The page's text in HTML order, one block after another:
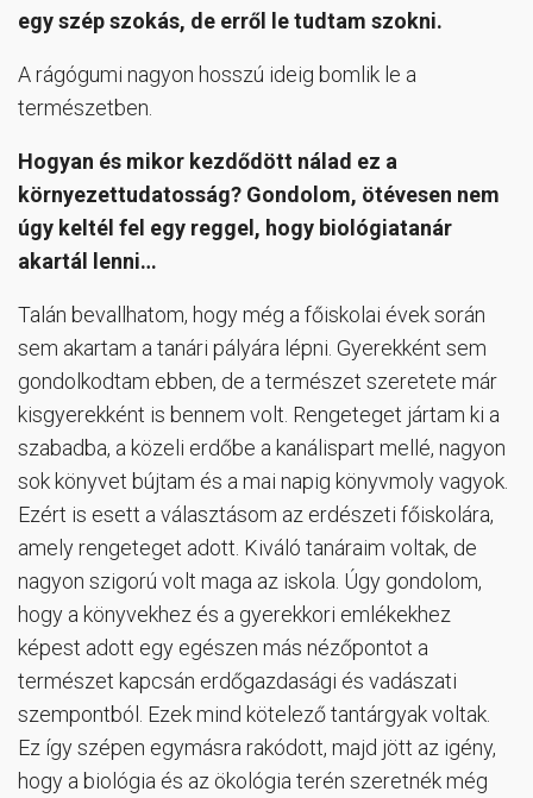
egy szép szokás, de erről le tudtam szokni.
A rágógumi nagyon hosszú ideig bomlik le a
természetben.
Hogyan és mikor kezdődött nálad ez a
környezettudatosság? Gondolom, ötévesen nem
úgy keltél fel egy reggel, hogy biológiatanár
akartál lenni…
Talán bevallhatom, hogy még a főiskolai évek során
sem akartam a tanári pályára lépni. Gyerekként sem
gondolkodtam ebben, de a természet szeretete már
kisgyerekként is bennem volt. Rengeteget jártam ki a
szabadba, a közeli erdőbe a kanálispart mellé, nagyon
sok könyvet bújtam és a mai napig könyvmoly vagyok.
Ezért is esett a választásom az erdészeti főiskolára,
amely rengeteget adott. Kiváló tanáraim voltak, de
nagyon szigorú volt maga az iskola. Úgy gondolom,
hogy a könyvekhez és a gyerekkori emlékekhez
képest adott egy egészen más nézőpontot a
természet kapcsán erdőgazdasági és vadászati
szempontból. Ezek mind kötelező tantárgyak voltak.
Ez így szépen egymásra rakódott, majd jött az igény,
hogy a biológia és az ökológia terén szeretnék még